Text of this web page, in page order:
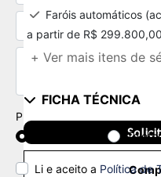
Preferência de contato:
Li e aceito a Política de
Faróis automáticos
a partir de R$ 299.800,00
+ Ver mais itens de
FICHA TÉCNICA